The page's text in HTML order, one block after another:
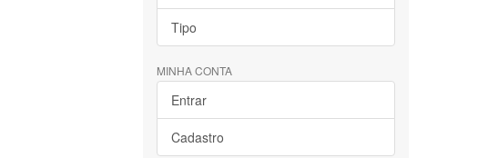
Tipo
MINHA CONTA
Entrar
Cadastro